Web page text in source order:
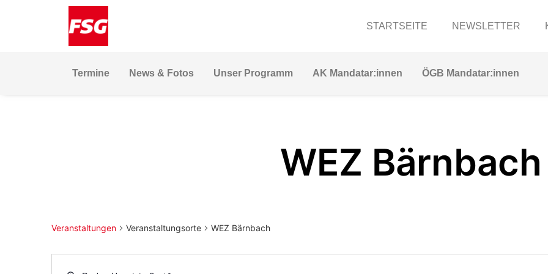
STARTSEITE NEWSLETTER
Termine News & Fotos Unser Programm AK Mandatar:innen ÖGB Mandatar:innen
WEZ Bärnbach
Veranstaltungen Veranstaltungsorte WEZ Bärnbach